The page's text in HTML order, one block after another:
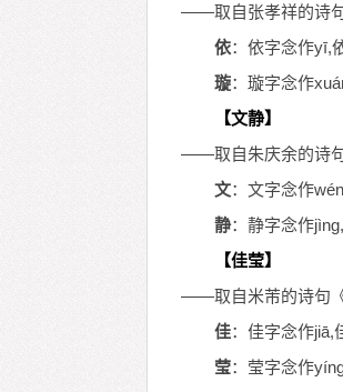
——取自张孝祥的诗
依：依字念作yī,
璇：璇字念作
【文静】
——取自朱庆余的诗
文：文字念作
静：静字念作
【佳莹】
——取自米芾的诗句
佳：佳字念作jiā,
莹：莹字念作